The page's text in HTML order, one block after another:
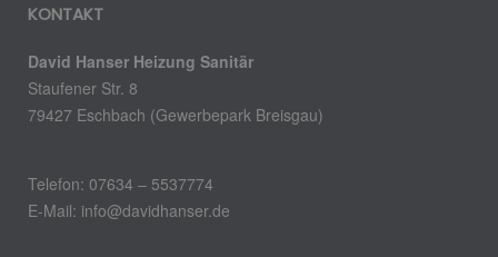
KONTAKT
David Hanser Heizung Sanitär
Staufener Str. 8
79427 Eschbach (Gewerbepark Breisgau)
Telefon: 07634 – 5537774
E-Mail: info@davidhanser.de